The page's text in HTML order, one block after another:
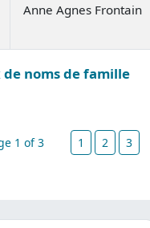
Anne Agnes Frontain
de noms de famille
1 of 3 1 2 3